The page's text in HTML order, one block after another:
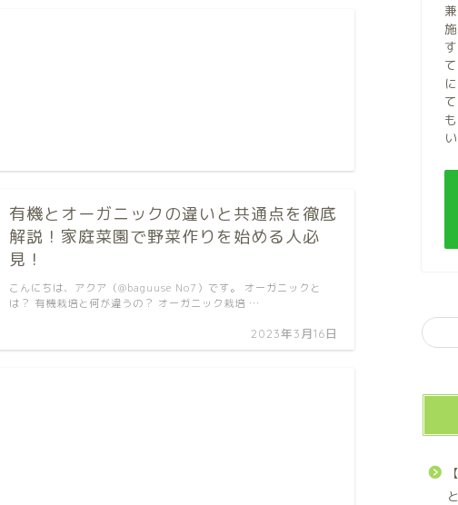
有機とオーガニックの違いと共通点を徹底
解説！家庭菜園で野菜作りを始める人必
見！
2023年3月16日
こんにちは、アクア（@baguuse No7）です。 オーガニックと
は？ 有機栽培と何が違うの？ オーガニック栽培 …
有機栽培